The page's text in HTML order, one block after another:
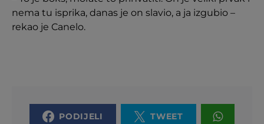
nema tu isprika, danas je on slavio, a ja izgubio –
rekao je Canelo.
PODIJELI TWEET